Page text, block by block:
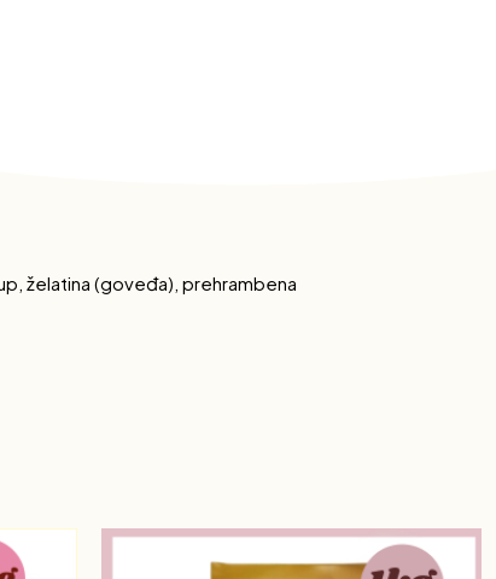
želatina (goveđa), prehrambena